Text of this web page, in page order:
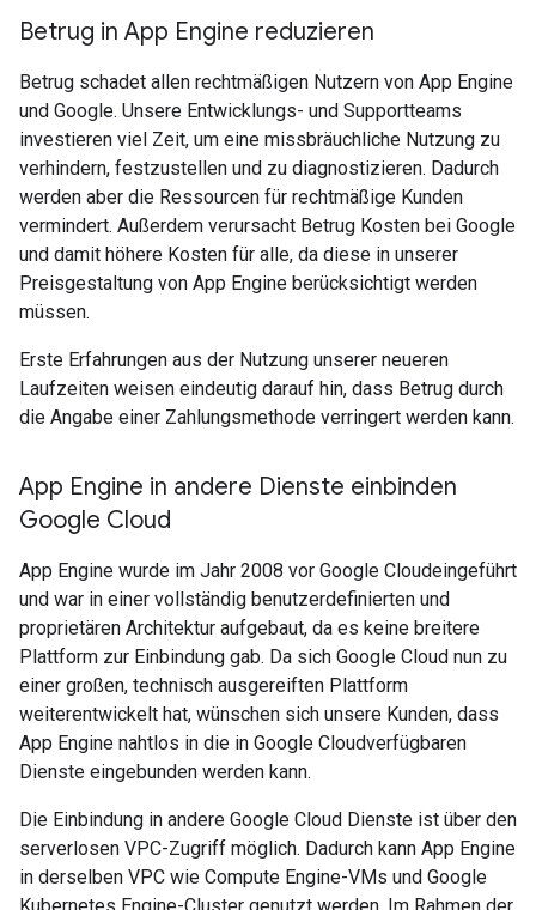
Betrug in App Engine reduzieren
Betrug schadet allen rechtmäßigen Nutzern von App Engine
und Google. Unsere Entwicklungs- und Supportteams
investieren viel Zeit, um eine missbräuchliche Nutzung zu
verhindern, festzustellen und zu diagnostizieren. Dadurch
werden aber die Ressourcen für rechtmäßige Kunden
vermindert. Außerdem verursacht Betrug Kosten bei Google
und damit höhere Kosten für alle, da diese in unserer
Preisgestaltung von App Engine berücksichtigt werden
müssen.
Erste Erfahrungen aus der Nutzung unserer neueren
Laufzeiten weisen eindeutig darauf hin, dass Betrug durch
die Angabe einer Zahlungsmethode verringert werden kann.
App Engine in andere Dienste einbinden
Google Cloud
App Engine wurde im Jahr 2008 vor Google Cloudeingeführt
und war in einer vollständig benutzerdefinierten und
proprietären Architektur aufgebaut, da es keine breitere
Plattform zur Einbindung gab. Da sich Google Cloud nun zu
einer großen, technisch ausgereiften Plattform
weiterentwickelt hat, wünschen sich unsere Kunden, dass
App Engine nahtlos in die in Google Cloudverfügbaren
Dienste eingebunden werden kann.
Die Einbindung in andere Google Cloud Dienste ist über den
serverlosen VPC-Zugriff möglich. Dadurch kann App Engine
in derselben VPC wie Compute Engine-VMs und Google